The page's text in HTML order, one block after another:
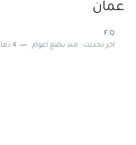
عمان
F.Q
اخر تحديث : منذ بضع اعوام 4 دقائق للقراءة